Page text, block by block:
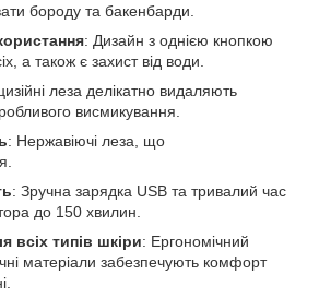
бороду та бакенбарди.
: Дизайн з однією кнопкою
а також є захист від води.
леза делікатно видаляють
висмикування.
: Нержавіючі леза, що
: Зручна зарядка USB та тривалий час
до 150 хвилин.
всіх типів шкіри: Ергономічний
матеріали забезпечують комфорт